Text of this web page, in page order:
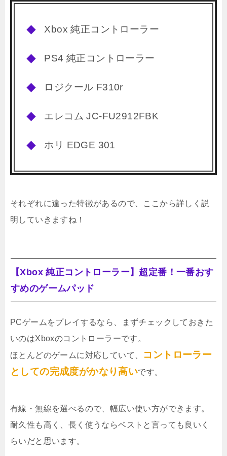
Xbox 純正コントローラー
PS4 純正コントローラー
ロジクール F310r
エレコム JC-FU2912FBK
ホリ EDGE 301
それぞれに違った特徴があるので、ここから詳しく説
明していきますね！
【Xbox 純正コントローラー】超定番！一番おす
すめのゲームパッド
PCゲームをプレイするなら、まずチェックしておきた
いのはXboxのコントローラーです。
ほとんどのゲームに対応していて、 コントローラー
としての完成度がかなり高いです。
有線・無線を選べるので、幅広い使い方ができます。
耐久性も高く、長く使うならベストと言っても良いく
らいだと思います。